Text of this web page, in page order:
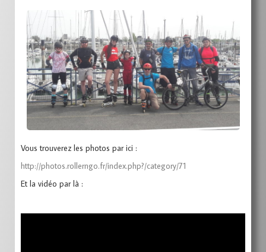
Vous trouverez les photos par ici :
http://photos.rollerngo.fr/index.php?/category/71
Et la vidéo par là :